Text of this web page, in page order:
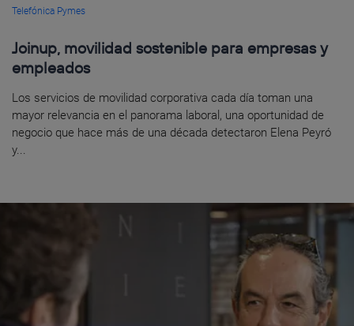
Telefónica Pymes
Joinup, movilidad sostenible para empresas y
empleados
Los servicios de movilidad corporativa cada día toman una
mayor relevancia en el panorama laboral, una oportunidad de
negocio que hace más de una década detectaron Elena Peyró
y...